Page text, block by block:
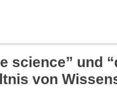
science” und
von